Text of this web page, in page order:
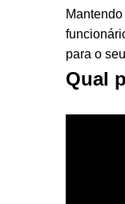
para o
Qual